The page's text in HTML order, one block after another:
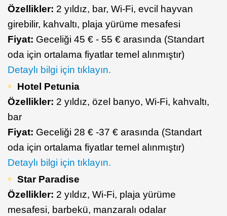
Özellikler: 2 yıldız, bar, Wi-Fi, evcil hayvan
girebilir, kahvaltı, plaja yürüme mesafesi
Fiyat: Geceliği 45 € - 55 € arasında (Standart
oda için ortalama fiyatlar temel alınmıştır)
Detaylı bilgi için tıklayın.
Hotel Petunia
Özellikler: 2 yıldız, özel banyo, Wi-Fi, kahvaltı,
bar
Fiyat: Geceliği 28 € -37 € arasında (Standart
oda için ortalama fiyatlar temel alınmıştır)
Detaylı bilgi için tıklayın.
Star Paradise
Özellikler: 2 yıldız, Wi-Fi, plaja yürüme
mesafesi, barbekü, manzaralı odalar